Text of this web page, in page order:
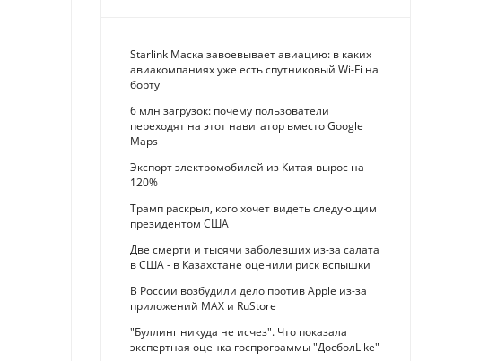
Starlink Маска завоевывает авиацию: в каких
авиакомпаниях уже есть спутниковый Wi-Fi на
борту
6 млн загрузок: почему пользователи
переходят на этот навигатор вместо Google
Maps
Экспорт электромобилей из Китая вырос на
120%
Трамп раскрыл, кого хочет видеть следующим
президентом США
Две смерти и тысячи заболевших из-за салата
в США - в Казахстане оценили риск вспышки
В России возбудили дело против Apple из-за
приложений MAX и RuStore
"Буллинг никуда не исчез". Что показала
экспертная оценка госпрограммы "ДосболLike"